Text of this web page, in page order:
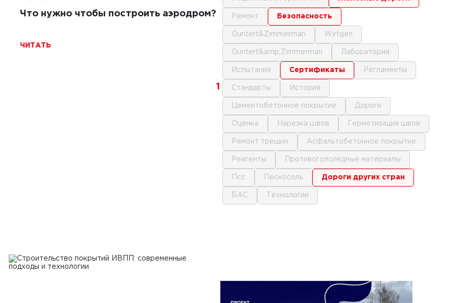
Что нужно чтобы построить аэродром?
ЧИТАТЬ
1
ремонт безопасность
Guntert&Zimmerman Wirtgen
Guntert&amp;Zimmerman лаборатория
испытания сертификаты регламенты
стандарты история
цементобетонное покрытие дороги
оценка нарезка швов герметизация швов
ремонт трещин асфальтобетонное покрытие
реагенты противогололедные материалы
псс пескосоль дороги других стран
БАС технологии